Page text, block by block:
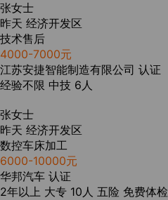
张女士
昨天 经济开发区
技术售后
4000-7000元
江苏安捷智能制造有限公司 认证
经验不限 中技 6人
张女士
昨天 经济开发区
数控车床加工
6000-10000元
华邦汽车 认证
2年以上 大专 10人 五险 免费体检